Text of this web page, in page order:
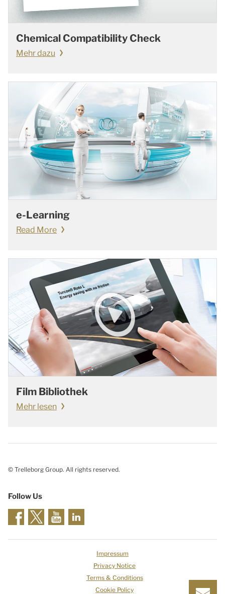
Chemical Compatibility Check
Mehr dazu
e-Learning
Read More
Film Bibliothek
Mehr lesen
© Trelleborg Group. All rights reserved.
Follow Us
Impressum
Privacy Notice
Terms & Conditions
Cookie Policy